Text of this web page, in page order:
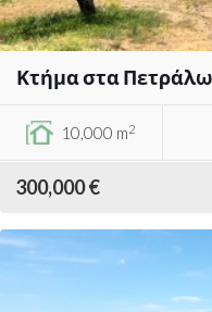
Κτήμα στα
10,000 m2
300,000 €